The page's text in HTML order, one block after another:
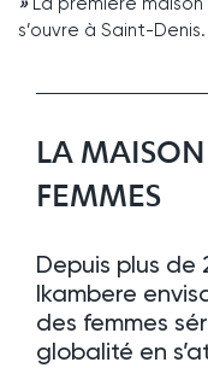
»La première
s’ouvre à Saint-Denis.
LA MAISON
FEMMES
Depuis plus de
Ikambere
des femmes
globalité en